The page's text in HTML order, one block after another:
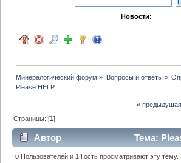
Новости:
Минералогический форум » Вопросы и ответы»
Please HELP
«
Страницы: [1]
Автор
Тема:
(Прочитано 2349 раз)
0 Пользователей и 1 Гость просматривают эту тему.